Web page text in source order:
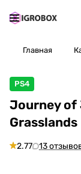
Главная
PS4
Journey of
Grasslands
2.77 13